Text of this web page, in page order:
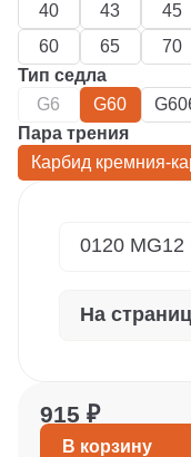
40
43 45
60
65 70
Тип седла
G6
G60
Пара трения
Карбид кремния-
На
915 ₽
В корзину